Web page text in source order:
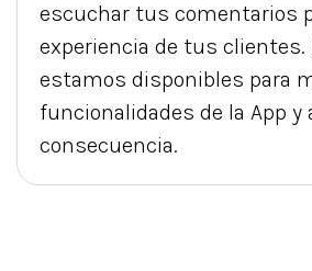
escuchar tus comentarios
experiencia de tus clientes.
estamos disponibles para
funcionalidades de la App y
consecuencia.